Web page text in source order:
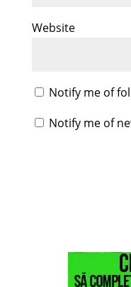
Website
Notify me of
Notify me of